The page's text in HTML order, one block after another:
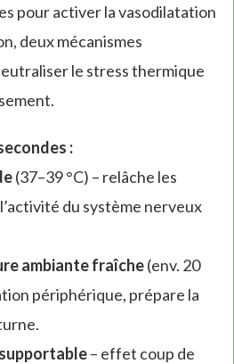
pour activer la vasodilatation
deux mécanismes
le stress thermique
:
(37–39 °C) – relâche les
du système nerveux
ambiante fraîche(env. 20
périphérique, prépare la
– effet coup de